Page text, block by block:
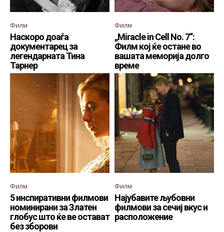
Филм
Наскоро доаѓа
документарец за
легендарната Тина
Тарнер
Филм
„Miracle in Cell No. 7“:
Филм кој ќе остане во
вашата меморија долго
време
Филм
5 инспиративни филмови
номинирани за Златен
глобус што ќе ве остават
без зборови
Филм
Најубавите љубовни
филмови за сечиј вкус и
расположение